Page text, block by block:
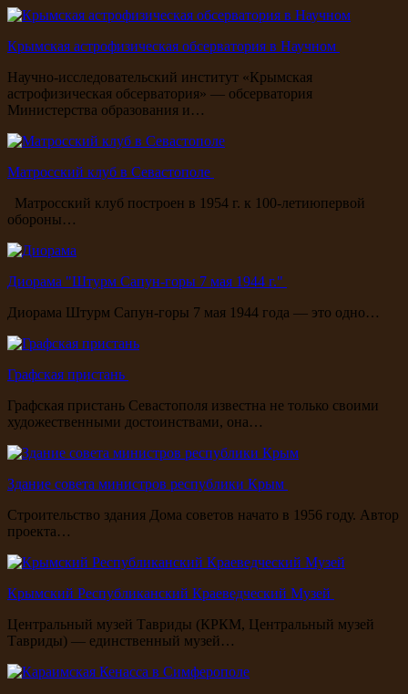
Крымская астрофизическая обсерватория в Научном
Научно-исследовательский институт «Крымская
астрофизическая обсерватория» — обсерватория
Министерства образования и…
Матросский клуб в Севастополе
Матросский клуб построен в 1954 г. к 100-летиюпервой
обороны…
Диорама "Штурм Сапун-горы 7 мая 1944 г."
Диорама Штурм Сапун-горы 7 мая 1944 года — это одно…
Графская пристань
Графская пристань Севастополя известна не только своими
художественными достоинствами, она…
Здание совета министров республики Крым
Строительство здания Дома советов начато в 1956 году. Автор
проекта…
Крымский Республиканский Краеведческий Музей
Центральный музей Тавриды (КРКМ, Центральный музей
Тавриды) — единственный музей…